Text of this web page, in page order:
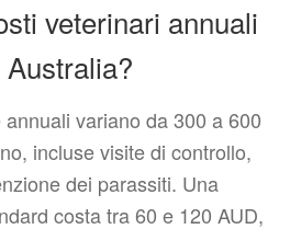
veterinari annuali
variano da 300 a 600
incluse visite di controllo,
dei parassiti. Una
costa tra 60 e 120 AUD,